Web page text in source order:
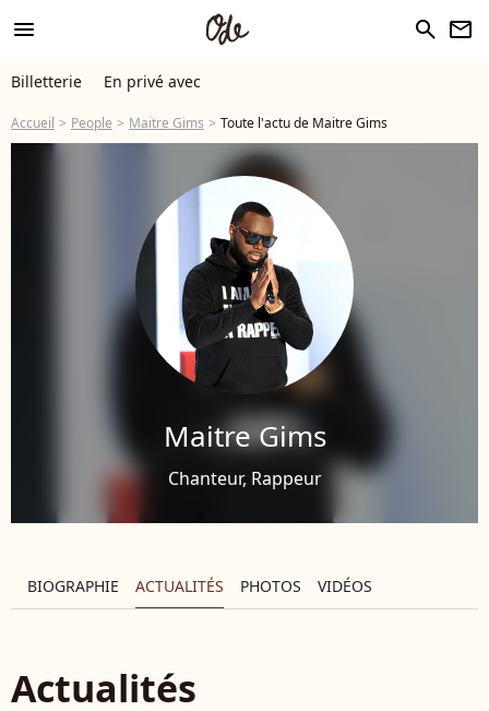
menu search newsletter
Billetterie En privé avec
Accueil People Maitre Gims Toute l'actu de Maitre Gims
Maitre Gims
Chanteur, Rappeur
BIOGRAPHIE ACTUALITÉS PHOTOS VIDÉOS
Actualités